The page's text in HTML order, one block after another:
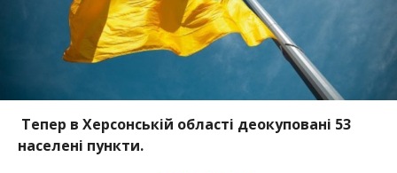
Тепер в Херсонській області деокуповані 53
населені пункти.